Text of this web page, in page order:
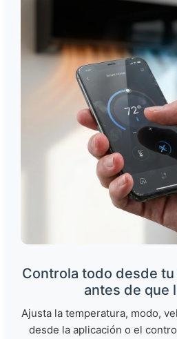
Controla todo desde
antes de que
Ajusta la temperatura, modo,
desde la aplicación o el